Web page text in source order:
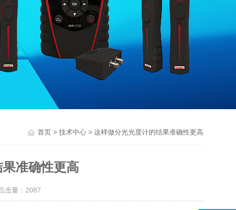
首页> 技术中心> 这样做分光光度计的结果准确性更高
准确性更高
量： 2087